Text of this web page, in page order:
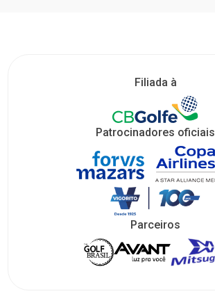
Filiada à
Patrocinadores oficiais
Parceiros